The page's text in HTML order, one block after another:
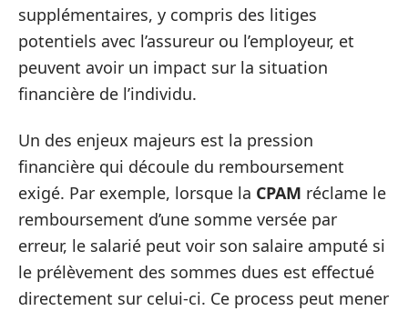
supplémentaires, y compris des litiges
potentiels avec l’assureur ou l’employeur, et
peuvent avoir un impact sur la situation
financière de l’individu.
Un des enjeux majeurs est la pression
financière qui découle du remboursement
exigé. Par exemple, lorsque la CPAM réclame le
remboursement d’une somme versée par
erreur, le salarié peut voir son salaire amputé si
le prélèvement des sommes dues est effectué
directement sur celui-ci. Ce process peut mener